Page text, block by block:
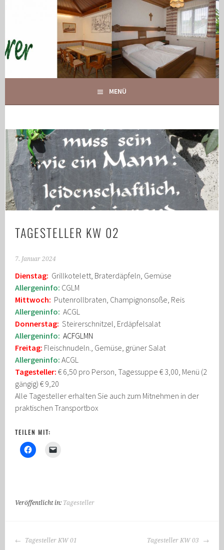
GASTHOF MAURER
IHR GASTHOF IN GLOGGNITZ
MENÜ
TAGESTELLER KW 02
7. Januar 2024
Dienstag: Grillkotelett, Braterdäpfeln, Gemüse
Allergeninfo: CGLM
Mittwoch: Putenrollbraten, Champignonsoße, Reis
Allergeninfo:ACGL
Donnerstag:Steirerschnitzel, Erdäpfelsalat
Allergeninfo: ACFGLMN
Freitag: Fleischnudeln., Gemüse, grüner Salat
Allergeninfo:ACGL
Tagesteller: € 6,50 pro Person, Tagessuppe € 3,00, Menü (2
gängig) € 9,20
Alle Tagesteller erhalten Sie auch zum Mitnehmen in der
praktischen Transportbox
TEILEN MIT:
Veröffentlicht in: Tagesteller
BEITRAGS-
Tagesteller KW 01 Tagesteller KW 03